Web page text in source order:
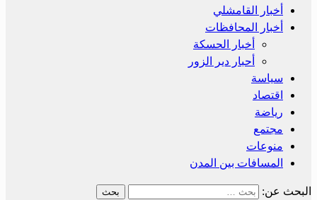
أخبار القامشلي
أخبار المحافظات
أخبار الحسكة
أحبار دير الزور
سياسة
اقتصاد
رياضة
مجتمع
منوعات
المسافات بين المدن
البحث عن: